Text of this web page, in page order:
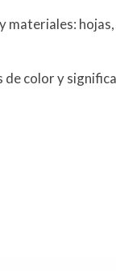
materiales:
de color y